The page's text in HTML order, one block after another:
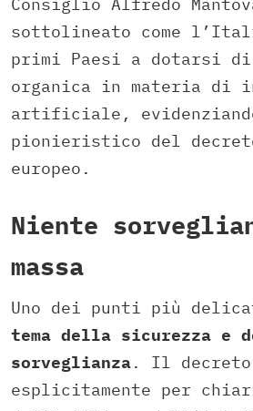
sottolineato come
primi Paesi a dotarsi di
organica in materia di
artificiale,
pionieristico del
europeo.
Niente
massa
Uno dei punti più
tema della sicurezza e
sorveglianza. Il
esplicitamente per